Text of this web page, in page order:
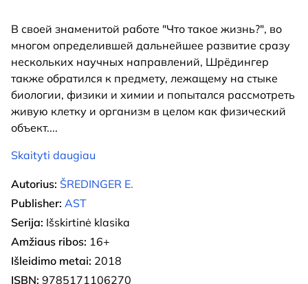
В своей знаменитой работе "Что такое жизнь?", во
многом определившей дальнейшее развитие сразу
нескольких научных направлений, Шрёдингер
также обратился к предмету, лежащему на стыке
биологии, физики и химии и попытался рассмотреть
живую клетку и организм в целом как физический
объект....
Skaityti daugiau
Autorius: ŠREDINGER E.
Publisher: AST
Serija: Išskirtinė klasika
Amžiaus ribos: 16+
Išleidimo metai: 2018
ISBN: 9785171106270